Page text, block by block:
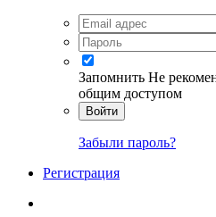
Запомнить Не
общим доступом
Войти
Забыли пароль?
Регистрация